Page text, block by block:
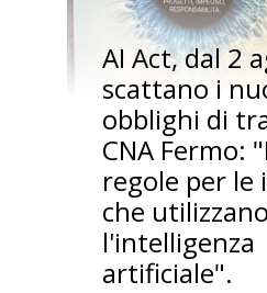
AI Act, dal 2
scattano i
obblighi di
CNA Fermo:
regole per le
che utilizzano
l'intelligenza
artificiale".